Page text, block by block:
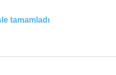
tamamladı